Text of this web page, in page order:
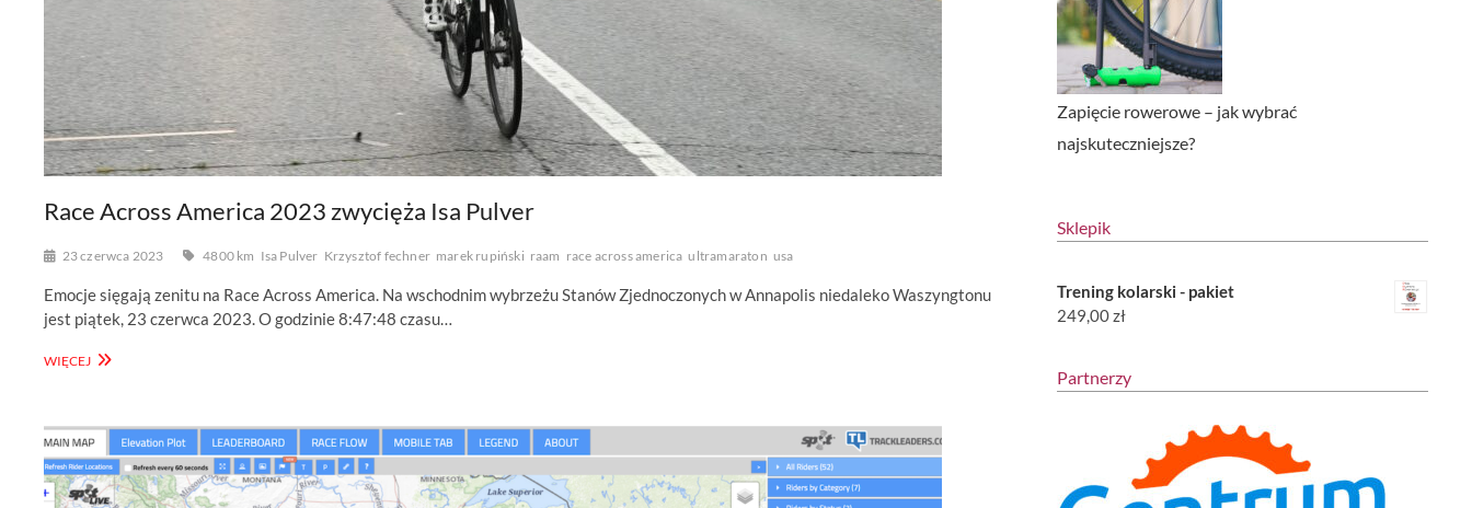
Race Across America 2023 zwycięża Isa Pulver
23 czerwca 2023 4800 km Isa Pulver Krzysztof fechner marek rupiński raam race across america ultramaraton usa
Emocje sięgają zenitu na Race Across America. Na wschodnim wybrzeżu Stanów Zjednoczonych w Annapolis niedaleko Waszyngtonu
jest piątek, 23 czerwca 2023. O godzinie 8:47:48 czasu…
WIĘCEJRACE
ZWYCIĘŻA
ISA
PULVER
Zapięcie rowerowe – jak wybrać
najskuteczniejsze?
Sklepik
Trening kolarski - pakiet
249,00zł
Partnerzy